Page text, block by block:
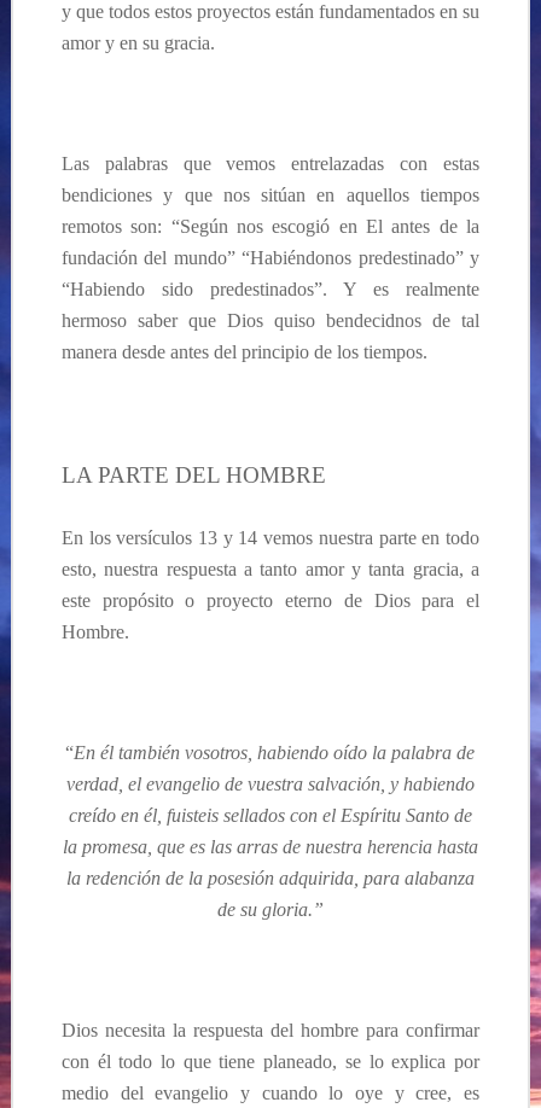
y que todos estos proyectos están fundamentados en su
amor y en su gracia.
Las palabras que vemos entrelazadas con estas
bendiciones y que nos sitúan en aquellos tiempos
remotos son: “Según nos escogió en El antes de la
fundación del mundo” “Habiéndonos predestinado” y
“Habiendo sido predestinados”. Y es realmente
hermoso saber que Dios quiso bendecidnos de tal
manera desde antes del principio de los tiempos.
LA PARTE DEL HOMBRE
En los versículos 13 y 14 vemos nuestra parte en todo
esto, nuestra respuesta a tanto amor y tanta gracia, a
este propósito o proyecto eterno de Dios para el
Hombre.
“En él también vosotros, habiendo oído la palabra de
verdad, el evangelio de vuestra salvación, y habiendo
creído en él, fuisteis sellados con el Espíritu Santo de
la promesa, que es las arras de nuestra herencia hasta
la redención de la posesión adquirida, para alabanza
de su gloria.”
Dios necesita la respuesta del hombre para confirmar
con él todo lo que tiene planeado, se lo explica por
medio del evangelio y cuando lo oye y cree, es